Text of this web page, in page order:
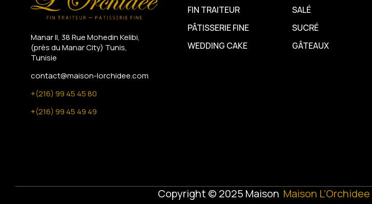
Manar II, 38 Rue Mohedin Kelibi,
(près du Manar City) Tunis,
Tunisie
contact@maison-lorchidee.com
+(216) 99 45 45 80
+(216) 99 45 49 49
FIN TRAITEUR
PÂTISSERIE FINE
WEDDING CAKE
SALÉ
SUCRÉ
GÂTEAUX
Copyright © 2025 Maison Maison L’Orchidee